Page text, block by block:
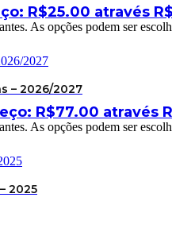
R$25.00 através
As opções podem ser
– 2026/2027
R$77.00 através
As opções podem ser
2025